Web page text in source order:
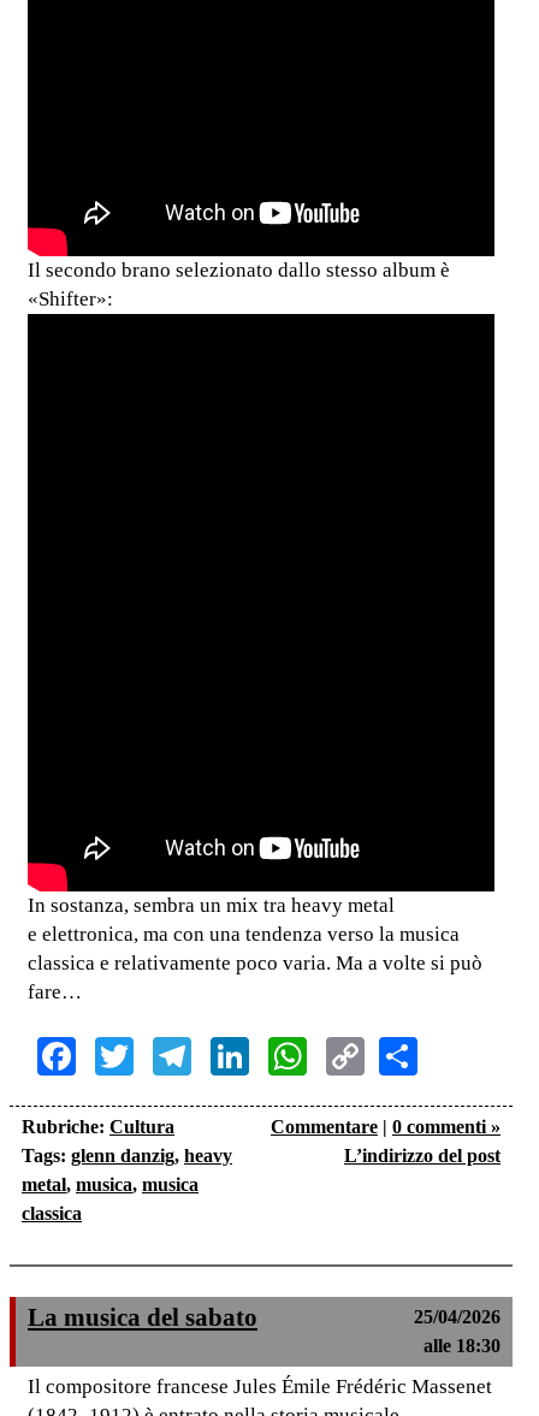
Il secondo brano selezionato dallo stesso album è
«Shifter»:
In sostanza, sembra un mix tra heavy metal
e elettronica, ma con una tendenza verso la musica
classica e relativamente poco varia. Ma a volte si può
fare…
Facebook
TwitterTelegram
LinkedInWhatsApp
Copy
Link
Rubriche: Cultura
Tags: glenn danzig, heavy
metal, musica, musica
classica
Commentare | 0 commenti »
L’indirizzo del post
La musica del sabato
25/04/2026
alle 18:30
Il compositore francese Jules Émile Frédéric Massenet